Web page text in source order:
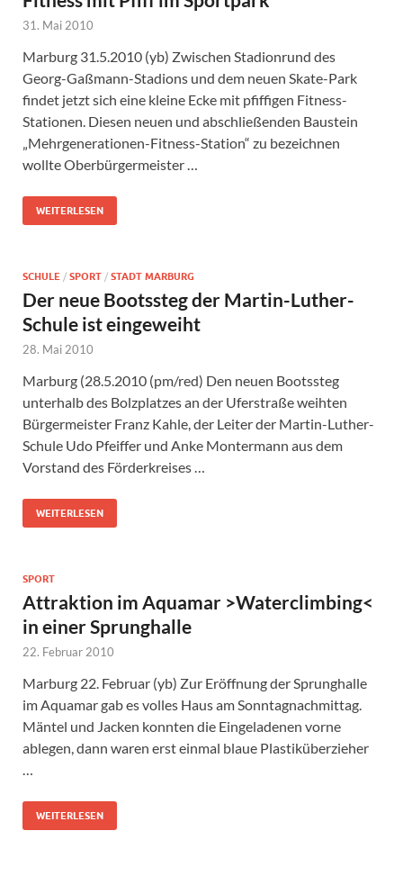
31. Mai 2010
Marburg 31.5.2010 (yb) Zwischen Stadionrund des
Georg-Gaßmann-Stadions und dem neuen Skate-Park
findet jetzt sich eine kleine Ecke mit pfiffigen Fitness-
Stationen. Diesen neuen und abschließenden Baustein
„Mehrgenerationen-Fitness-Station“ zu bezeichnen
wollte Oberbürgermeister …
WEITERLESEN
SCHULE / SPORT / STADT MARBURG
Der neue Bootssteg der Martin-Luther-
Schule ist eingeweiht
28. Mai 2010
Marburg (28.5.2010 (pm/red) Den neuen Bootssteg
unterhalb des Bolzplatzes an der Uferstraße weihten
Bürgermeister Franz Kahle, der Leiter der Martin-Luther-
Schule Udo Pfeiffer und Anke Montermann aus dem
Vorstand des Förderkreises …
WEITERLESEN
SPORT
Attraktion im Aquamar >Waterclimbing<
in einer Sprunghalle
22. Februar 2010
Marburg 22. Februar (yb) Zur Eröffnung der Sprunghalle
im Aquamar gab es volles Haus am Sonntagnachmittag.
Mäntel und Jacken konnten die Eingeladenen vorne
ablegen, dann waren erst einmal blaue Plastiküberzieher
…
WEITERLESEN